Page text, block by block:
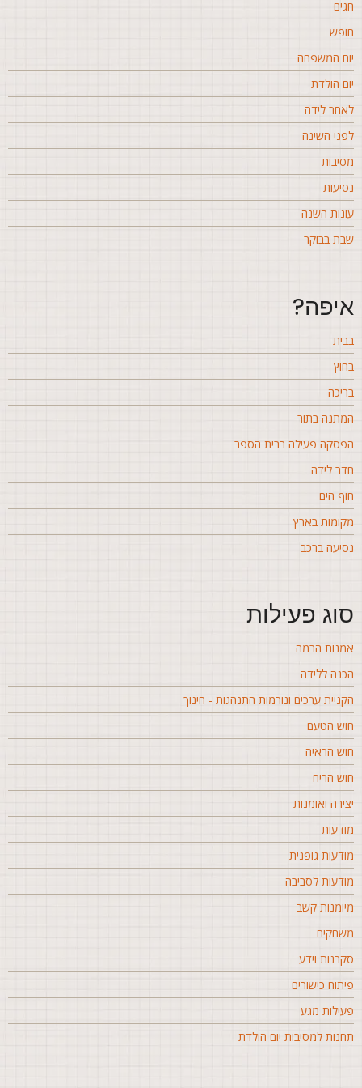
המשפחה
הולדת
לידה
השינה
השנה
בבוקר
בתור
פעילה בבית הספר
לידה
הים
בארץ
ברכב
פעילות
הבמה
ללידה
ערכים ונורמות התנהגות - חינוך
הטעם
הראיה
הריח
ואומנות
גופנית
לסביבה
קשב
וידע
כישורים
מגע
למסיבות יום הולדת